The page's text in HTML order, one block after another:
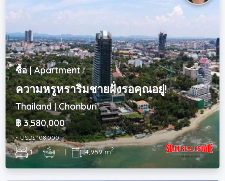
ซื้อ | Apartment
ความหรูหราริมชายฝั่งรอคุณอยู่!
Thailand | Chonburi
฿ 3,580,000
~ USD$ 108,000
1 | 1 | 4,959 m2